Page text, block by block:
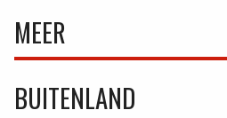
MEER
BUITENLAND